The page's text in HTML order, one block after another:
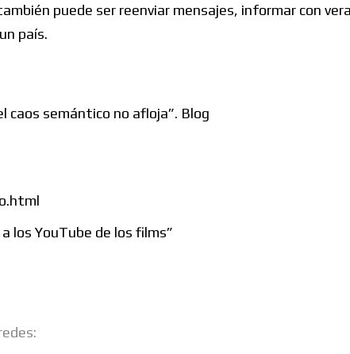
puede ser reenviar mensajes, informar con
país.
caos semántico no afloja”. Blog
los YouTube de los films”